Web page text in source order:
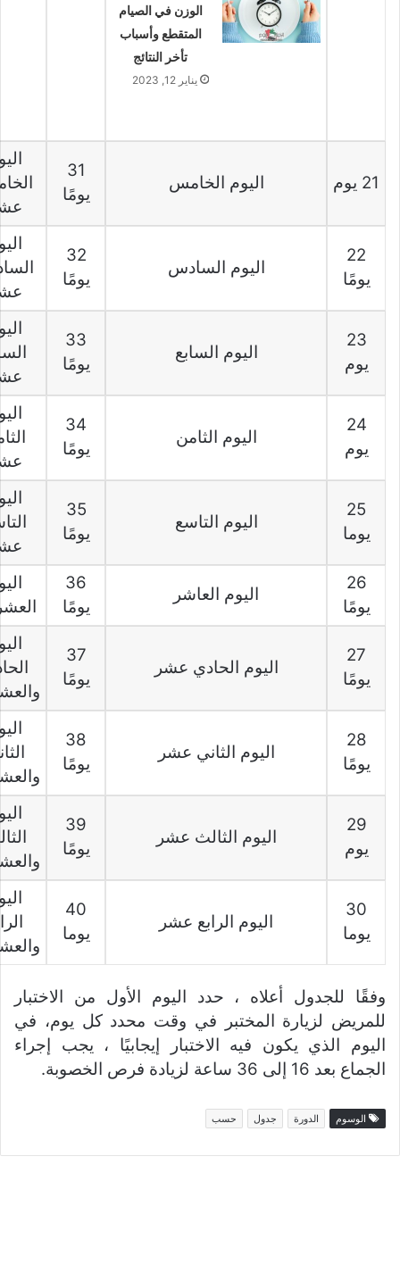
الوزن في الصيام
المتقطع وأسباب
تأخر النتائج
يناير 12, 2023
21 يوم اليوم الخامس
31
يومًا
22
يومًا
اليوم السادس
32
يومًا
23
يوم
اليوم السابع
33
يومًا
24
يوم
اليوم الثامن
34
يومًا
25
يوما
اليوم التاسع
35
يومًا
26
يومًا
اليوم العاشر
36
يومًا
27
يومًا
اليوم الحادي عشر
37
يومًا
28
يومًا
اليوم الثاني عشر
38
يومًا
29
يوم
اليوم الثالث عشر
39
يومًا
30
يوما
اليوم الرابع عشر
40
يوما
وفقًا للجدول أعلاه ، حدد اليوم الأول من الاختبار
للمريض لزيارة المختبر في وقت محدد كل يوم، في
اليوم الذي يكون فيه الاختبار إيجابيًا ، يجب إجراء
الجماع بعد 16 إلى 36 ساعة لزيادة فرص الخصوبة.
الوسوم الدورة جدول حسب